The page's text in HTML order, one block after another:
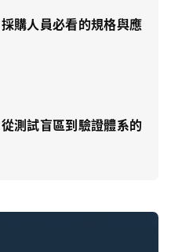
購人員必看的規格與應
測試盲區到驗證體系的